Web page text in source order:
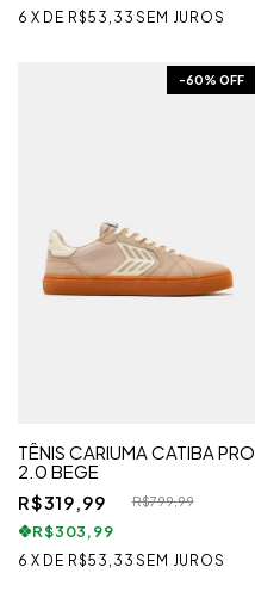
6 X DE R$53,33 SEM JUROS
-60% OFF
TÊNIS CARIUMA CATIBA PRO
2.0 BEGE
R$319,99
R$799,99
R$303,99
6 X DE R$53,33 SEM JUROS